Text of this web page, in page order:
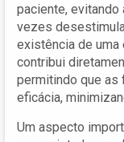
paciente,
vezes
existência de
contribui
permitindo que as
eficácia,
Um aspecto